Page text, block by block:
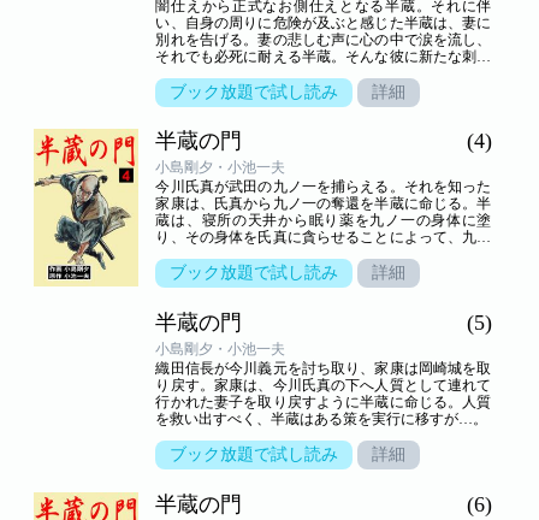
闇仕えから正式なお側仕えとなる半蔵。それに伴
い、自身の周りに危険が及ぶと感じた半蔵は、妻に
別れを告げる。妻の悲しむ声に心の中で涙を流し、
それでも必死に耐える半蔵。そんな彼に新たな刺客
ブック放題で試し読み 詳細
半蔵の門 (4)
小島剛夕・小池一夫
今川氏真が武田の九ノ一を捕らえる。それを知った
家康は、氏真から九ノ一の奪還を半蔵に命じる。半
蔵は、寝所の天井から眠り薬を九ノ一の身体に塗
り、その身体を氏真に貪らせることによって、九ノ
ブック放題で試し読み 詳細
半蔵の門 (5)
小島剛夕・小池一夫
織田信長が今川義元を討ち取り、家康は岡崎城を取
り戻す。家康は、今川氏真の下へ人質として連れて
行かれた妻子を取り戻すように半蔵に命じる。人質
を救い出すべく、半蔵はある策を実行に移すが…。
ブック放題で試し読み 詳細
半蔵の門 (6)